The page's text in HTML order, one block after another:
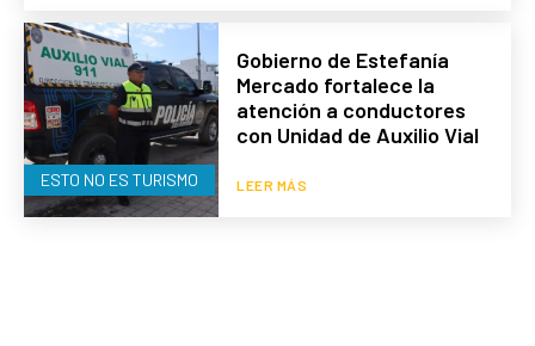
ESTO NO ES TURISMO
Gobierno de Estefanía
Mercado fortalece la
atención a conductores
con Unidad de Auxilio Vial
LEER MÁS